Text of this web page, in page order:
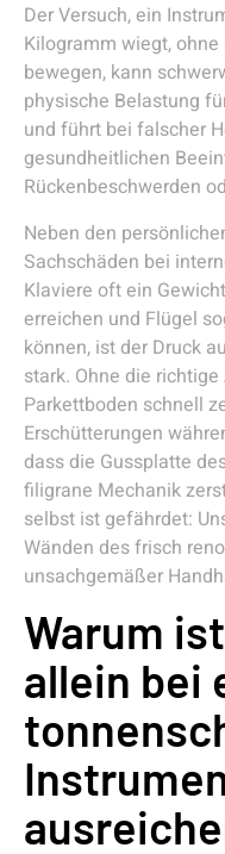
Der Versuch, ein
Kilogramm wiegt,
bewegen, kann
physische Belastung
und führt bei falscher
gesundheitlichen
Rückenbeschwerden
Neben den
Sachschäden bei
Klaviere oft ein
erreichen und Flügel
können, ist der Druck
stark. Ohne die
Parkettboden schnell
Erschütterungen
dass die Gussplatte
filigrane Mechanik
selbst ist gefährdet:
Wänden des frisch
unsachgemäßer
Warum
allein bei